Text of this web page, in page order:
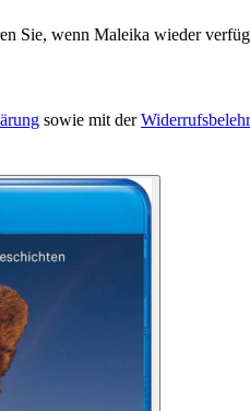
Sie, wenn Maleika wieder
sowie mit der